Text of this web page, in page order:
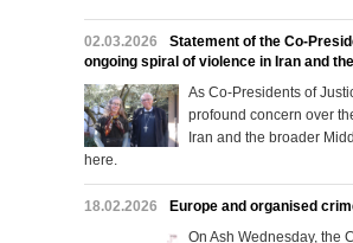
02.03.2026
Statement of the Co-
ongoing spiral of violence in Iran and
As Co-Presidents of
profound concern over
Iran and the broader
here.
18.02.2026
Europe and organised
On Ash Wednesday, the